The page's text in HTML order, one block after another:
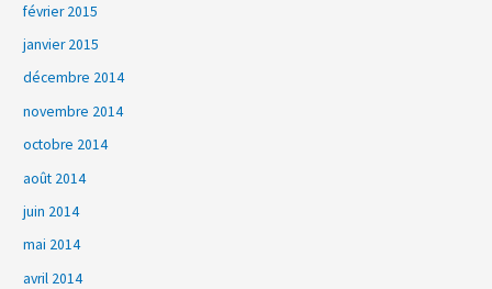
février 2015
janvier 2015
décembre 2014
novembre 2014
octobre 2014
août 2014
juin 2014
mai 2014
avril 2014